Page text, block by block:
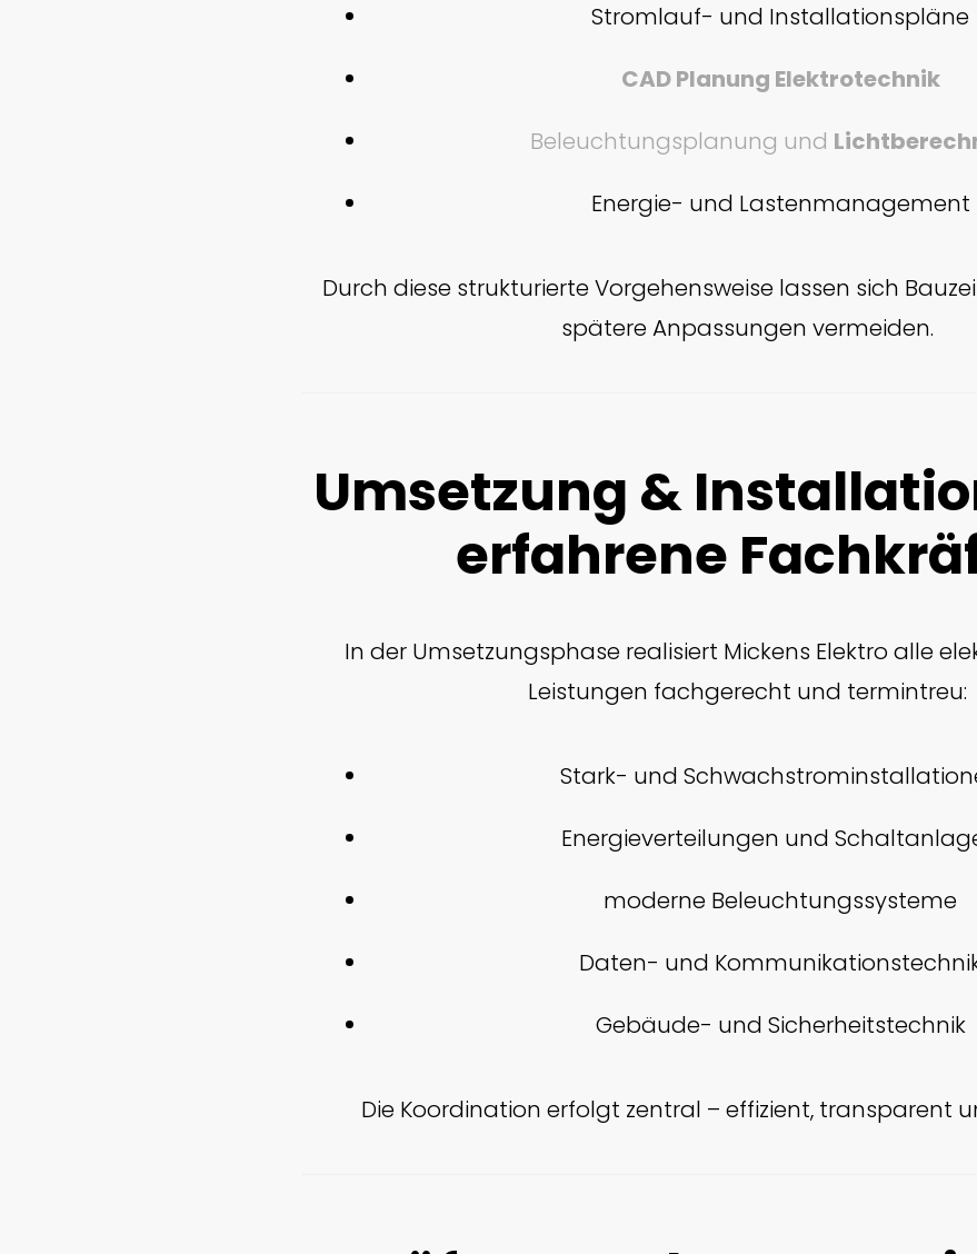
Stromlauf- und Installationspläne
CAD Planung Elektrotechnik
Beleuchtungsplanung und
Energie- und Lastenmanagement
Durch diese strukturierte Vorgehensweise lassen sich
spätere Anpassungen vermeiden.
Umsetzung &
erfahrene
In der Umsetzungsphase realisiert Mickens Elektro alle
Leistungen fachgerecht und termintreu:
Stark- und
Energieverteilungen und
moderne Beleuchtungssysteme
Daten- und
Gebäude- und Sicherheitstechnik
Die Koordination erfolgt zentral – effizient, transparent